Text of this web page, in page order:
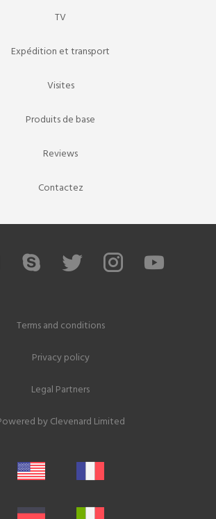
TV
Expédition et transport
Visites
Produits de base
Reviews
Contactez
Terms and conditions
Privacy policy
Legal Partners
byClevenard Limited